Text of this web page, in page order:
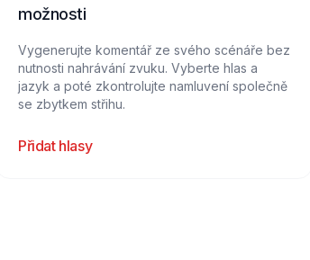
možnosti
Vygenerujte komentář ze svého scénáře bez
nutnosti nahrávání zvuku. Vyberte hlas a
jazyk a poté zkontrolujte namluvení společně
se zbytkem střihu.
Přidat hlasy